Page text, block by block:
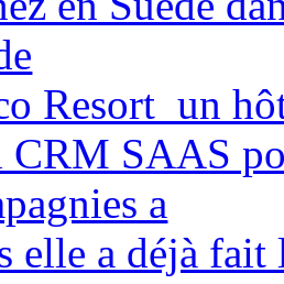
Resort un
SAAS
a
elle a déjà